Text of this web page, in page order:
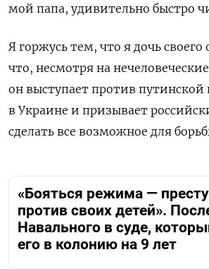
мой папа, удивительно быстро
Я горжусь тем, что я дочь
что, несмотря на
он выступает против
в Украине и призывает
сделать все возможное для
«Бояться режима —
против своих детей».
Навального в суде,
его в колонию на 9 лет